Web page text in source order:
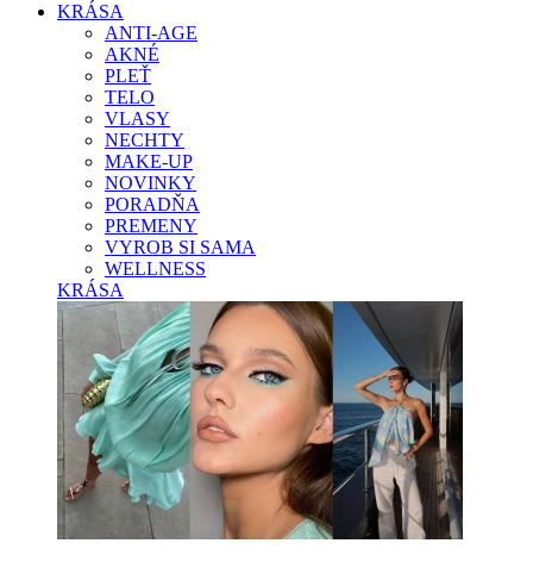
KRÁSA
ANTI-AGE
AKNÉ
PLEŤ
TELO
VLASY
NECHTY
MAKE-UP
NOVINKY
PORADŇA
PREMENY
VYROB SI SAMA
WELLNESS
KRÁSA